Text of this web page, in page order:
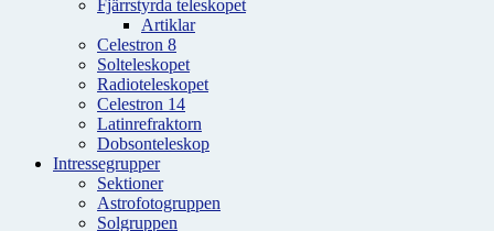
Fjärrstyrda teleskopet
Artiklar
Celestron 8
Solteleskopet
Radioteleskopet
Celestron 14
Latinrefraktorn
Dobsonteleskop
Intressegrupper
Sektioner
Astrofotogruppen
Solgruppen